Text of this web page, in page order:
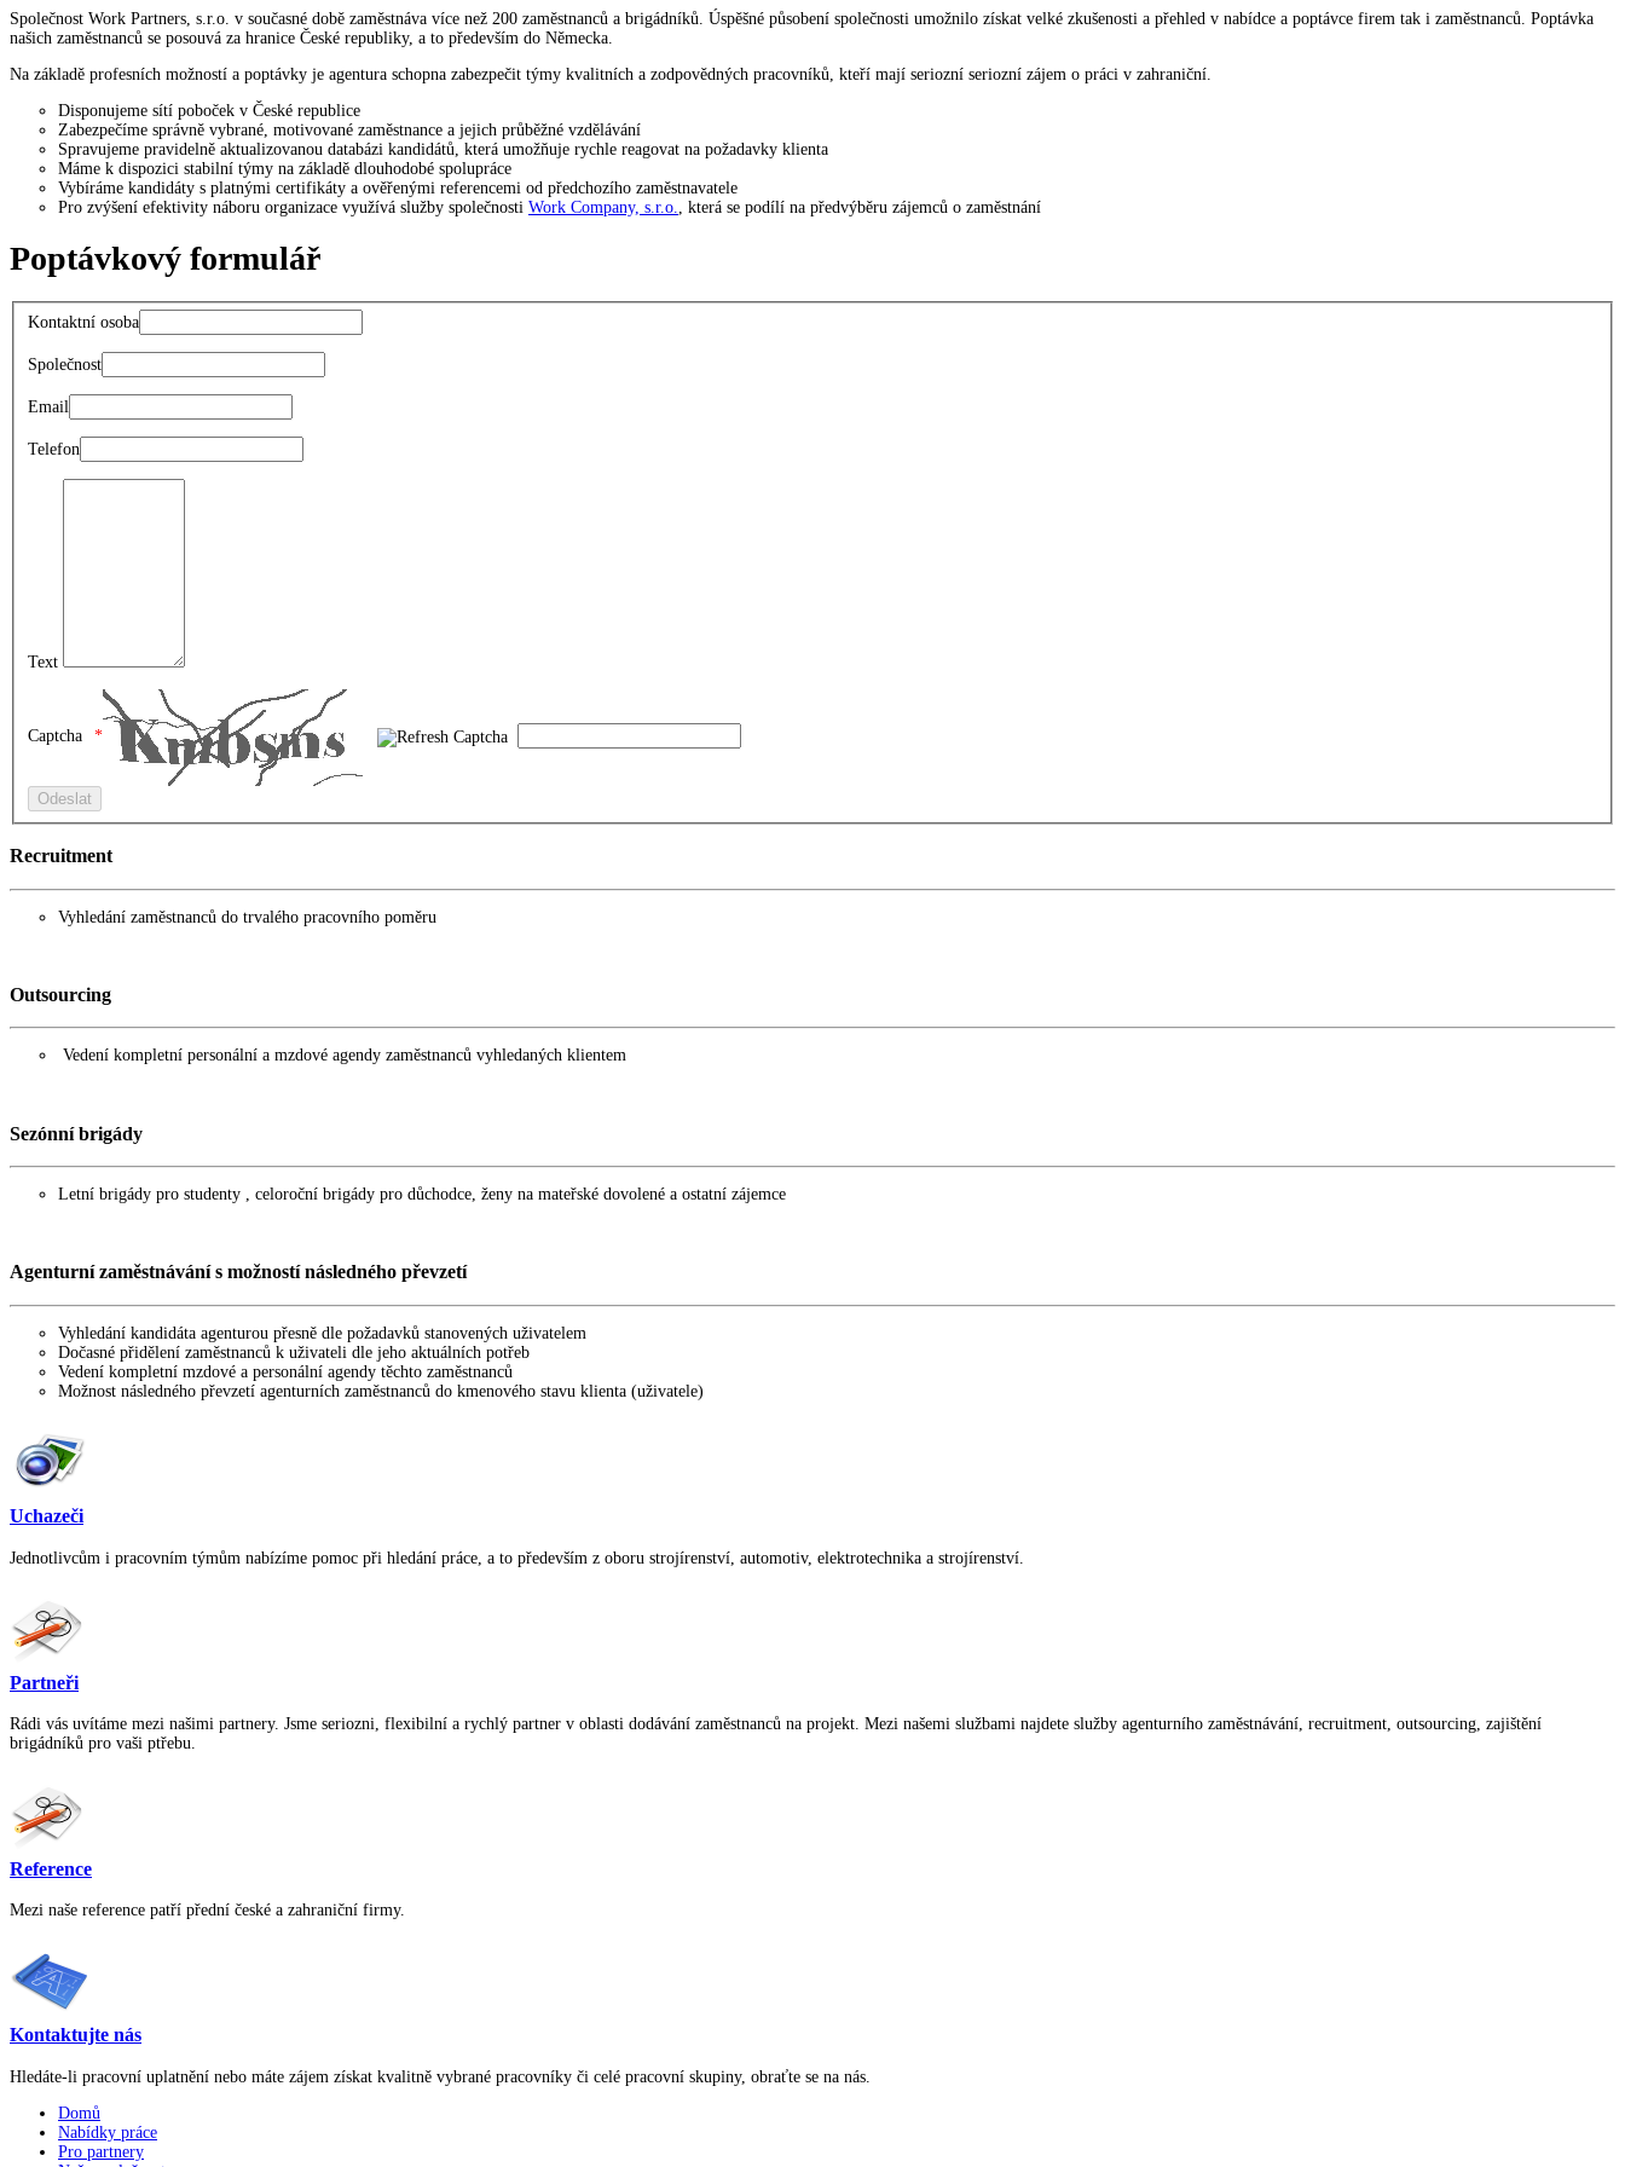
Společnost Work Partners, s.r.o. v současné době zaměstnáva více než 200 zaměstnanců a brigádníků. Úspěšné působení společnosti umožnilo získat velké zkušenosti a přehled v nabídce a poptávce firem tak i zaměstnanců. Poptávka
našich zaměstnanců se posouvá za hranice České republiky, a to především do Německa.
Na základě profesních možností a poptávky je agentura schopna zabezpečit týmy kvalitních a zodpovědných pracovníků, kteří mají seriozní seriozní zájem o práci v zahraniční.
Disponujeme sítí poboček v České republice
Zabezpečíme správně vybrané, motivované zaměstnance a jejich průběžné vzdělávání
Spravujeme pravidelně aktualizovanou databázi kandidátů, která umožňuje rychle reagovat na požadavky klienta
Máme k dispozici stabilní týmy na základě dlouhodobé spolupráce
Vybíráme kandidáty s platnými certifikáty a ověřenými referencemi od předchozího zaměstnavatele
Pro zvýšení efektivity náboru organizace využívá služby společnosti Work Company, s.r.o. , která se podílí na předvýběru zájemců o zaměstnání
Poptávkový formulář
Kontaktní osoba
Společnost
Email
Telefon
Text
Captcha
Recruitment
Vyhledání zaměstnanců do trvalého pracovního poměru
Outsourcing
Vedení kompletní personální a mzdové agendy zaměstnanců vyhledaných klientem
Sezónní brigády
Letní brigády pro studenty , celoroční brigády pro důchodce, ženy na mateřské dovolené a ostatní zájemce
Agenturní zaměstnávání s možností následného převzetí
Vyhledání kandidáta agenturou přesně dle požadavků stanovených uživatelem
Dočasné přidělení zaměstnanců k uživateli dle jeho aktuálních potřeb
Vedení kompletní mzdové a personální agendy těchto zaměstnanců
Možnost následného převzetí agenturních zaměstnanců do kmenového stavu klienta (uživatele)
Uchazeči
Jednotlivcům i pracovním týmům nabízíme pomoc při hledání práce, a to především z oboru strojírenství, automotiv, elektrotechnika a strojírenství.
Partneři
Rádi vás uvítáme mezi našimi partnery. Jsme seriozni, flexibilní a rychlý partner v oblasti dodávání zaměstnanců na projekt. Mezi našemi službami najdete služby agenturního zaměstnávání, recruitment, outsourcing, zajištění
brigádníků pro vaši ptřebu.
Reference
Mezi naše reference patří přední české a zahraniční firmy.
Kontaktujte nás
Hledáte-li pracovní uplatnění nebo máte zájem získat kvalitně vybrané pracovníky či celé pracovní skupiny, obraťte se na nás.
Domů
Nabídky práce
Pro partnery